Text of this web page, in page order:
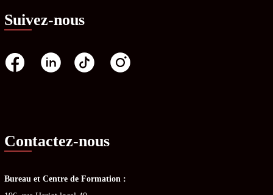
Suivez-nous
Contactez-nous
Bureau et Centre de Formation :